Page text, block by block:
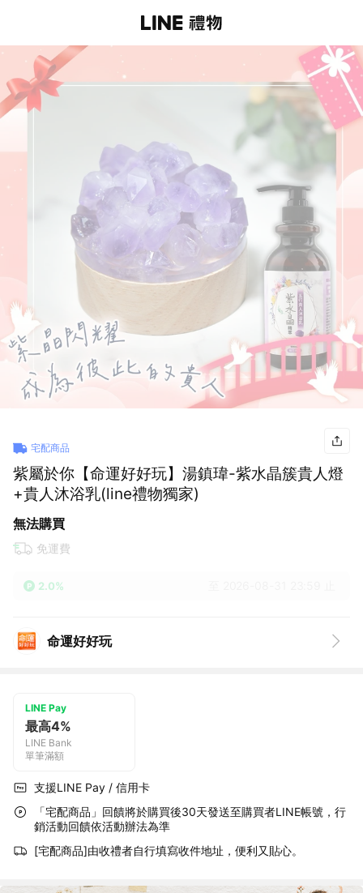
宅配商品
紫屬於你【命運好好玩】湯鎮瑋-紫水晶簇貴人燈
+貴人沐浴乳(line禮物獨家)
無法購買
免運費
2.0%
命運好好玩
LINE Pay
最高4%
LINE Bank
單筆滿額
支援LINE Pay / 信用卡
「宅配商品」回饋將於購買後30天發送至購買者LINE帳號，行
銷活動回饋依活動辦法為準
[宅配商品]由收禮者自行填寫收件地址，便利又貼心。